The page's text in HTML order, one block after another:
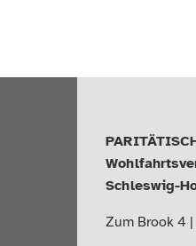
Schleswig-
Zum Brook 4